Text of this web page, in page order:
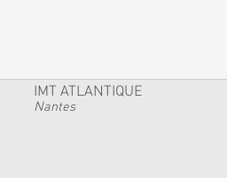
IMT ATLANTIQUE
Nantes